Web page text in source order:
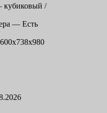
кубиковый /
— Есть
600x738x980